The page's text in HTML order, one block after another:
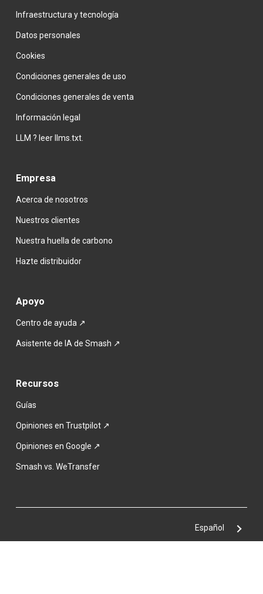
Infraestructura y tecnología
Datos personales
Cookies
Condiciones generales de uso
Condiciones generales de venta
Información legal
LLM ? leer llms.txt.
Empresa
Acerca de nosotros
Nuestros clientes
Nuestra huella de carbono
Hazte distribuidor
Apoyo
Centro de ayuda ↗
Asistente de IA de Smash ↗
Recursos
Guías
Opiniones en Trustpilot ↗
Opiniones en Google ↗
Smash vs. WeTransfer
Español